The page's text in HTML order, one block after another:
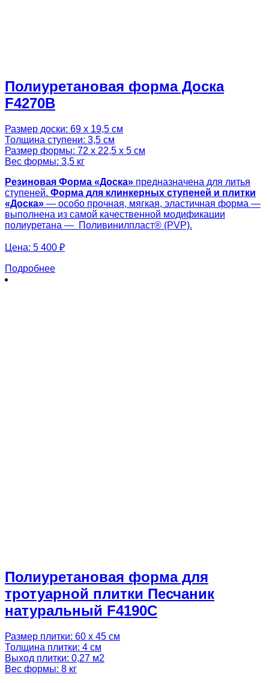
Полиуретановая форма Доска
F4270B
Размер доски: 69 х 19,5 см
Толщина ступени: 3,5 см
Размер формы: 72 х 22,5 х 5 см
Вес формы: 3,5 кг
Резиновая Форма «Доска» предназначена для литья
ступеней. Форма для клинкерных ступеней и плитки
«Доска» — особо прочная, мягкая, эластичная форма —
выполнена из самой качественной модификации
полиуретана — Поливинилпласт® (PVP).
Цена: 5 400 ₽
Подробнее
Полиуретановая форма для
тротуарной плитки Песчаник
натуральный F4190C
Размер плитки: 60 х 45 см
Толщина плитки: 4 см
Выход плитки: 0,27 м2
Вес формы: 8 кг